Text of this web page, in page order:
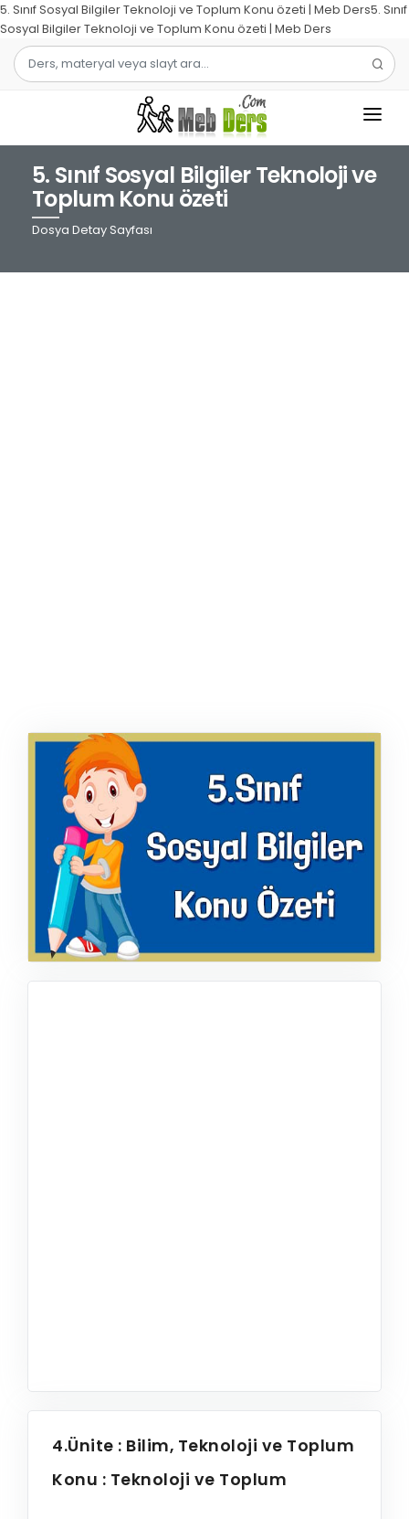
5. Sınıf Sosyal Bilgiler Teknoloji ve Toplum Konu özeti | Meb Ders5. Sınıf
Sosyal Bilgiler Teknoloji ve Toplum Konu özeti | Meb Ders
1.SINIF
2.SINIF
5. Sınıf Sosyal Bilgiler Teknoloji ve
Toplum Konu özeti
Dosya Detay Sayfası
4.Ünite : Bilim, Teknoloji ve Toplum
Konu : Teknoloji ve Toplum